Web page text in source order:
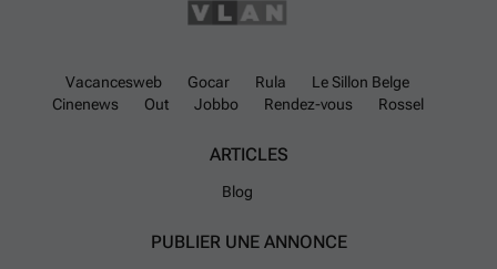
Vacancesweb Gocar Rula
Le Sillon Belge
Cinenews
Out Jobbo Rendez-vous Rossel
ARTICLES
Blog
PUBLIER UNE ANNONCE